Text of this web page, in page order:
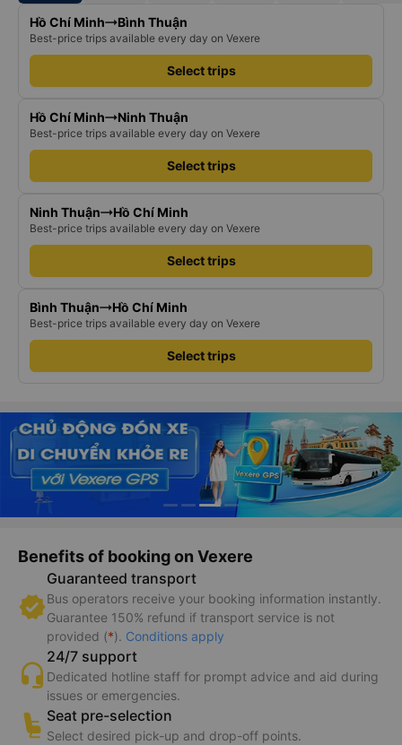
Hồ Chí Minh Bình Thuận
Best-price trips available every day on Vexere
Select trips
Hồ Chí Minh Ninh Thuận
Best-price trips available every day on Vexere
Select trips
Ninh Thuận Hồ Chí Minh
Best-price trips available every day on Vexere
Select trips
Bình Thuận Hồ Chí Minh
Best-price trips available every day on Vexere
Select trips
Benefits of booking on Vexere
Guaranteed transport
Bus operators receive your booking information instantly.
Guarantee 150% refund if transport service is not
provided (*). Conditions apply
24/7 support
Dedicated hotline staff for prompt advice and aid during
issues or emergencies.
Seat pre-selection
Select desired pick-up and drop-off points.